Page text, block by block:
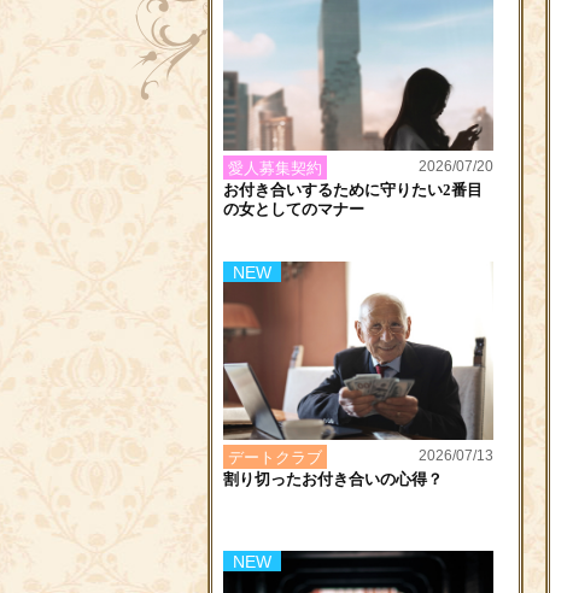
2026/07/20
お付き合いするために守りたい2番目
の女としてのマナー
愛人募集契約
2026/07/13
割り切ったお付き合いの心得？
デートクラブ
NEW
NEW